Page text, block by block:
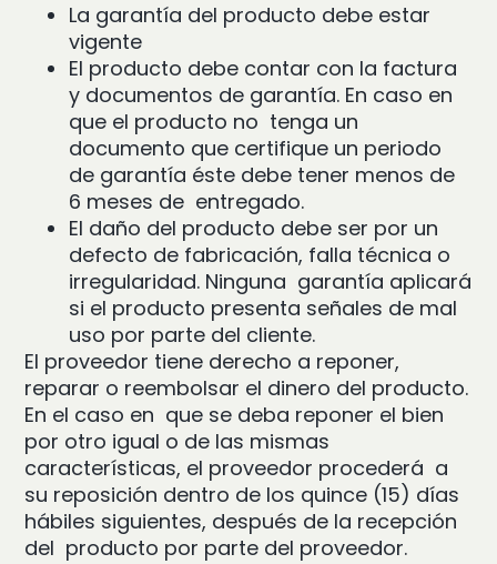
La garantía del producto debe estar
vigente
El producto debe contar con la factura
y documentos de garantía. En caso en
que el producto no tenga un
documento que certifique un periodo
de garantía éste debe tener menos de
6 meses de entregado.
El daño del producto debe ser por un
defecto de fabricación, falla técnica o
irregularidad. Ninguna garantía aplicará
si el producto presenta señales de mal
uso por parte del cliente.
El proveedor tiene derecho a reponer,
reparar o reembolsar el dinero del producto.
En el caso en que se deba reponer el bien
por otro igual o de las mismas
características, el proveedor procederá a
su reposición dentro de los quince (15) días
hábiles siguientes, después de la recepción
del producto por parte del proveedor.